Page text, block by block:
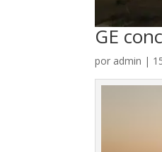
GE
por admin |